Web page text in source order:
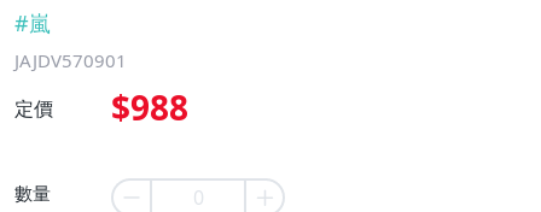
#嵐
JAJDV570901
定價 $988
數量